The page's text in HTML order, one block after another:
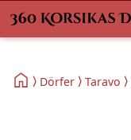
Dörfer Taravo